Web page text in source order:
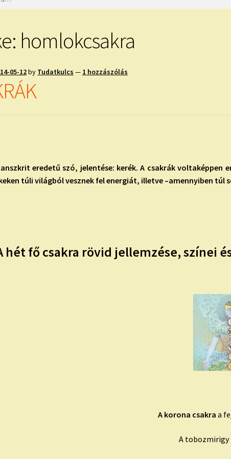
homlokcsakra
05-12by Tudatkulcs — 1 hozzászólás
eredetű szó, jelentése: kerék. A csakrák
túli világból vesznek fel energiát, illetve –amennyiben túl
hét fő csakra rövid jellemzése, színei
A korona csakra a
A